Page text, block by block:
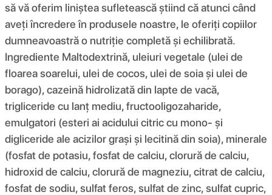
să vă oferim liniștea sufletească știind că atunci când
aveți încredere în produsele noastre, le oferiți copiilor
dumneavoastră o nutriție completă și echilibrată.
Ingrediente Maltodextrină, uleiuri vegetale (ulei de
floarea soarelui, ulei de cocos, ulei de soia și ulei de
borago), cazeină hidrolizată din lapte de vacă,
trigliceride cu lanț mediu, fructooligozaharide,
emulgatori (esteri ai acidului citric cu mono- și
digliceride ale acizilor grași și lecitină din soia), minerale
(fosfat de potasiu, fosfat de calciu, clorură de calciu,
hidroxid de calciu, clorură de magneziu, citrat de calciu,
fosfat de sodiu, sulfat feros, sulfat de zinc, sulfat cupric,